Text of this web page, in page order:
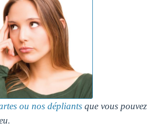
ou nos dépliants que vous pouvez